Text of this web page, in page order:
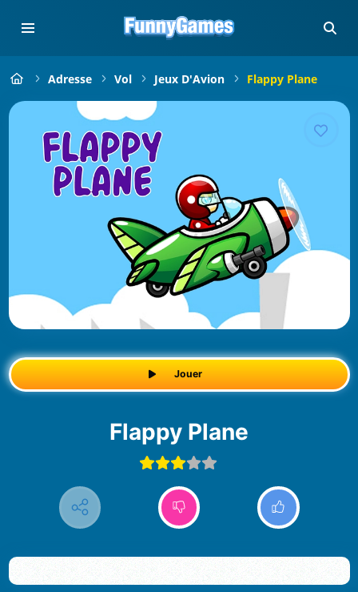
Adresse Vol Jeux D'Avion Flappy Plane
Jouer
Flappy Plane